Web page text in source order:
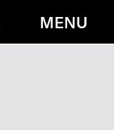
MENU